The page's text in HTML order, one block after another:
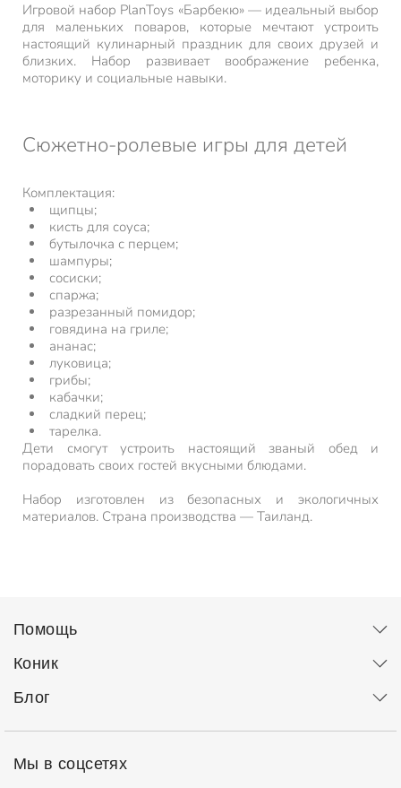
Игровой набор PlanToys «Барбекю» — идеальный выбор
для маленьких поваров, которые мечтают устроить
настоящий кулинарный праздник для своих друзей и
близких. Набор развивает воображение ребенка,
моторику и социальные навыки.
Сюжетно-ролевые игры для детей
Комплектация:
щипцы;
кисть для соуса;
бутылочка с перцем;
шампуры;
сосиски;
спаржа;
разрезанный помидор;
говядина на гриле;
ананас;
луковица;
грибы;
кабачки;
сладкий перец;
тарелка.
Дети смогут устроить настоящий званый обед и
порадовать своих гостей вкусными блюдами.
Набор изготовлен из безопасных и экологичных
материалов. Страна производства — Таиланд.
Помощь
Коник
Блог
Мы в соцсетях